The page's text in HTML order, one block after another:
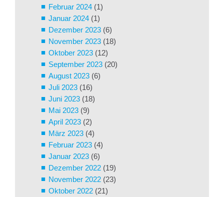
Februar 2024 (1)
Januar 2024 (1)
Dezember 2023 (6)
November 2023 (18)
Oktober 2023 (12)
September 2023 (20)
August 2023 (6)
Juli 2023 (16)
Juni 2023 (18)
Mai 2023 (9)
April 2023 (2)
März 2023 (4)
Februar 2023 (4)
Januar 2023 (6)
Dezember 2022 (19)
November 2022 (23)
Oktober 2022 (21)